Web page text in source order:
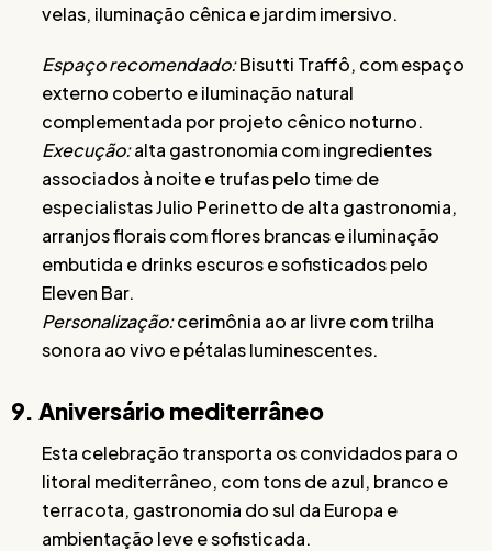
velas, iluminação cênica e jardim imersivo.
Espaço recomendado:Bisutti Traffô, com espaço
externo coberto e iluminação natural
complementada por projeto cênico noturno.
Execução:alta gastronomia com ingredientes
associados à noite e trufas pelo time de
especialistas Julio Perinetto de alta gastronomia,
arranjos florais com flores brancas e iluminação
embutida e drinks escuros e sofisticados pelo
Eleven Bar.
Personalização:cerimônia ao ar livre com trilha
sonora ao vivo e pétalas luminescentes.
9. Aniversário mediterrâneo
Esta celebração transporta os convidados para o
litoral mediterrâneo, com tons de azul, branco e
terracota, gastronomia do sul da Europa e
ambientação leve e sofisticada.